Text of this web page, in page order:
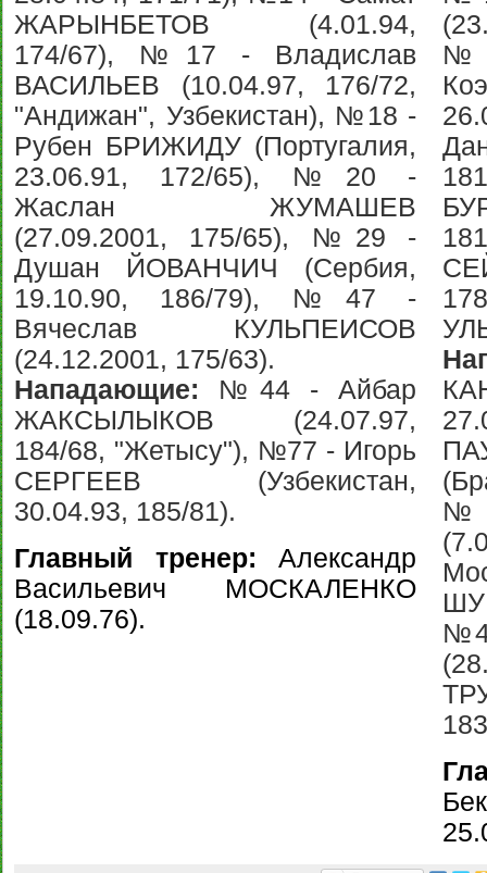
ЖАРЫНБЕТОВ (4.01.94,
174/67), №17 - Владислав
ВАСИЛЬЕВ (10.04.97, 176/72,
"Андижан", Узбекистан), №18 -
Рубен БРИЖИДУ (Португалия,
23.06.91, 172/65), №20 -
Жаслан ЖУМАШЕВ
(27.09.2001, 175/65), №29 -
Душан ЙОВАНЧИЧ (Сербия,
19.10.90, 186/79), №47 -
Вячеслав КУЛЬПЕИСОВ
(24.12.2001, 175/63).
Нападающие: №44 - Айбар
ЖАКСЫЛЫКОВ (24.07.97,
184/68, "Жетысу"), №77 - Игорь
СЕРГЕЕВ (Узбекистан,
30.04.93, 185/81).
Главный тренер: Александр
Васильевич МОСКАЛЕНКО
(18.09.76).